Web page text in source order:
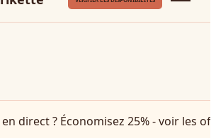
direct ? Économisez 25% - voir les